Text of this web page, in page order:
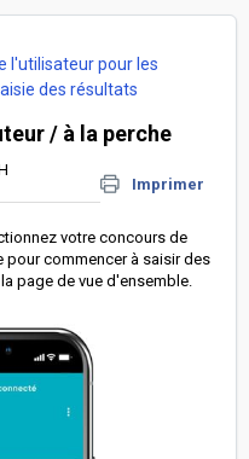
l'utilisateur pour les
des résultats
/ à la perche
Imprimer
votre concours de
pour commencer à saisir des
page de vue d'ensemble.